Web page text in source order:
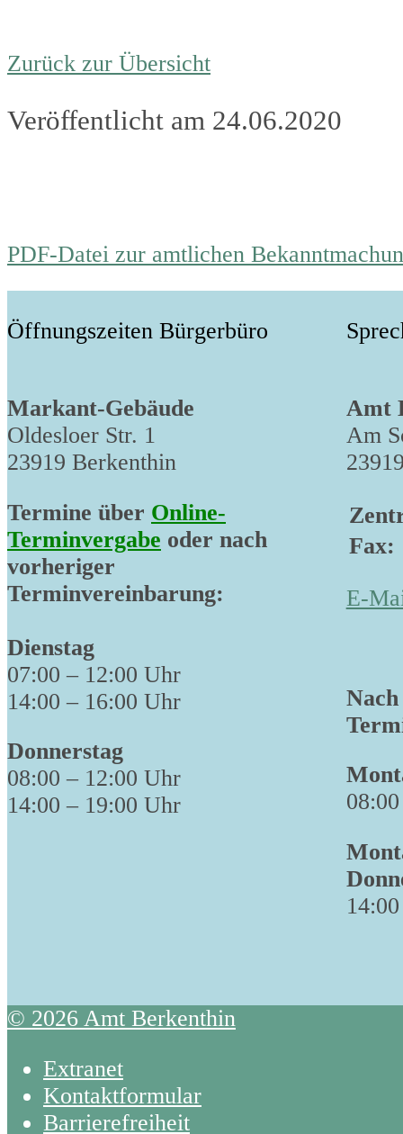
Zurück zur Übersicht
Veröffentlicht am 24.06.2020
PDF-Datei zur amtlichen
Öffnungszeiten Bürgerbüro
Markant-Gebäude
Oldesloer Str. 1
23919 Berkenthin
Termine über Online-
Terminvergabe oder nach
vorheriger
Terminvereinbarung:
Dienstag
07:00 – 12:00 Uhr
14:00 – 16:00 Uhr
Donnerstag
08:00 – 12:00 Uhr
14:00 – 19:00 Uhr
Amt
Am
Fax:
E-
© 2026 Amt Berkenthin
Extranet
Kontaktformular
Barrierefreiheit